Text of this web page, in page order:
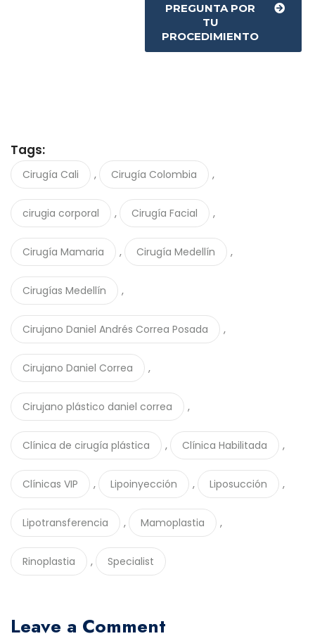
PREGUNTA POR
TU
PROCEDIMIENTO
Tags:
Cirugía Cali , Cirugía Colombia ,
cirugia corporal , Cirugía Facial ,
Cirugía Mamaria , Cirugía Medellín ,
Cirugías Medellín ,
Cirujano Daniel Andrés Correa Posada ,
Cirujano Daniel Correa ,
Cirujano plástico daniel correa ,
Clínica de cirugía plástica , Clínica Habilitada ,
Clínicas VIP , Lipoinyección , Liposucción ,
Lipotransferencia , Mamoplastia ,
Rinoplastia , Specialist
Leave a Comment